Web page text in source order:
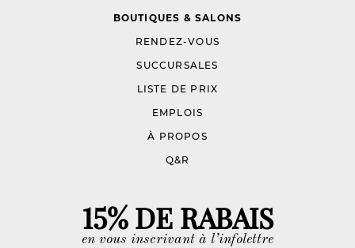
BOUTIQUES & SALONS
RENDEZ-VOUS
SUCCURSALES
LISTE DE PRIX
EMPLOIS
À PROPOS
Q&R
15% DE RABAIS
en vous inscrivant à l’infolettre